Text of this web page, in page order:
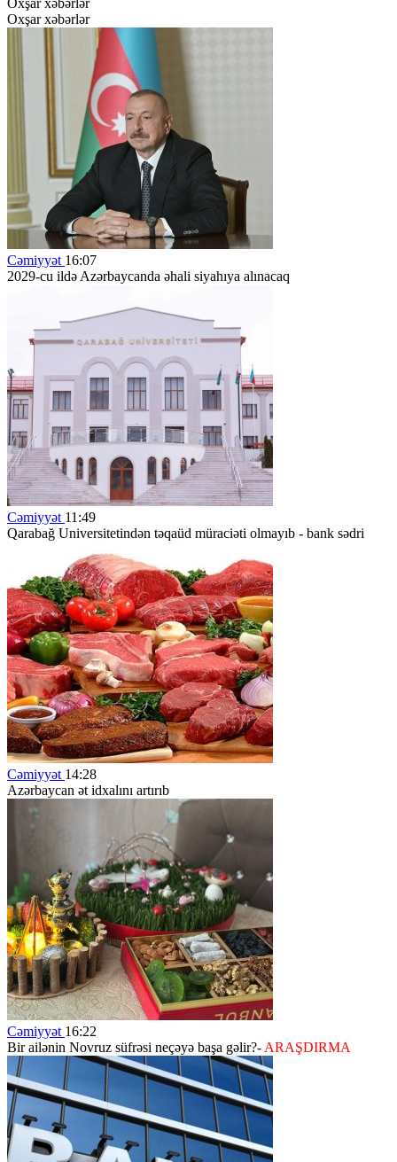
Oxşar xəbərlər
Cəmiyyət 16:07
2029-cu ildə Azərbaycanda əhali siyahıya alınacaq
Cəmiyyət 11:49
Qarabağ Universitetindən təqaüd müraciəti olmayıb - bank sədri
Cəmiyyət 14:28
Azərbaycan ət idxalını artırıb
Cəmiyyət 16:22
Bir ailənin Novruz süfrəsi neçəyə başa gəlir?- ARAŞDIRMA